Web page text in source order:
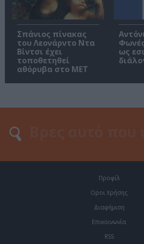
Σπάνιος πίνακας
του Λεονάρντο Ντα
Βίντσι έχει
τοποθετηθεί
αθόρυβα στο MET
ως
Προφίλ
Οροι Χρήσης
Διαφήμιση
Επικοινωνία
RSS